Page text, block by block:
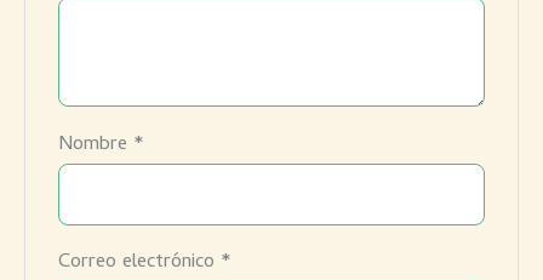
Nombre *
Correo electrónico *